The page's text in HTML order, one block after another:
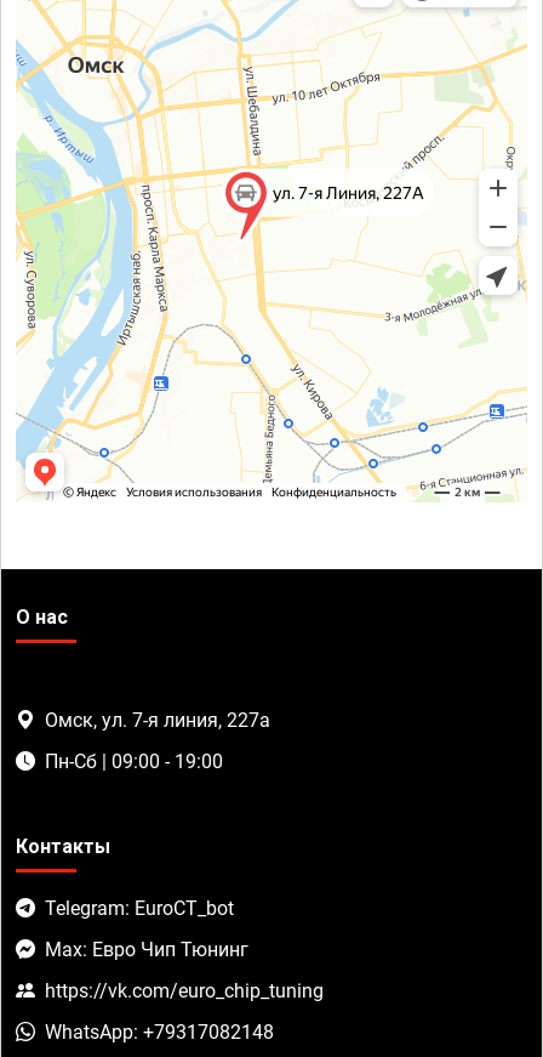
О нас
Омск, ул. 7-я линия, 227а
Пн-Сб | 09:00 - 19:00
Контакты
Telegram: EuroCT_bot
Max: Евро Чип Тюнинг
https://vk.com/euro_chip_tuning
WhatsApp: +79317082148